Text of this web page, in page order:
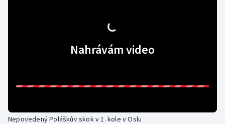
Házená
Nahrávám video
Nepovedený Poláškův skok v 1. kole v Oslu